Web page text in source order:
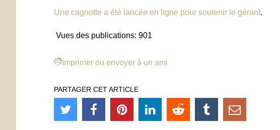
Une cagnotte a été lancée en ligne pour soutenir le gérant.
Vues des publications: 901
Imprimer ou envoyer à un ami
PARTAGER CET ARTICLE